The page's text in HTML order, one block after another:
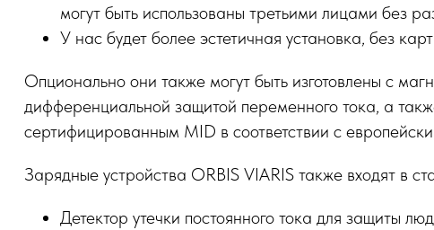
могут быть использованы третьими лицами без
У нас будет более эстетичная установка, без
Опционально они также могут быть изготовлены с
дифференциальной защитой переменного тока, а
сертифицированным MID в соответствии с
Зарядные устройства ORBIS VIARIS также входят в
Детектор утечки постоянного тока для защиты